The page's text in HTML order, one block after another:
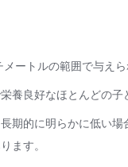
ートルの範囲で与え
良好なほとんどの子
期的に明らかに低い
ます。